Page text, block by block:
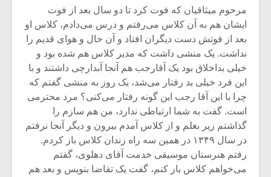
مرحوم میثاقیان که فوت کرد تا دو سال بعد از فوت
ایشان هم به آن کلاس می‌رفتم و درس می‌دادم، کلاس او
بعد از فوتش دست دیگران افتاد و آن حال و هوای قدیم را
نداشت. یک منشی داشت که مدیر کلاس هم شده بود و
خیلی بداخلاق بود یک آقارجب هم آنجا آبدارچی داشتند و با
این فرد خیلی بد رفتار می‌شد، یک روز به منشی گفتم که
چرا با این آقا رجب این گونه رفتار می‌کنی؟ مرد محترمی
است. گفت به شما ارتباطی ندارد، من هم سازم را
گذاشتم زیر بغلم و از کلاس آمدم بیرون و دیگر آنجا نرفتم
در سال ۱۳۴۹ در همین سه راه زندان کلاس باز کردم.
رفتم هنرستان موسیقی خدمت آقای دهلوی، گفتم
می‌خواهم کلاس باز کنم، گفت یک تقاضا بنویس و بعد هم